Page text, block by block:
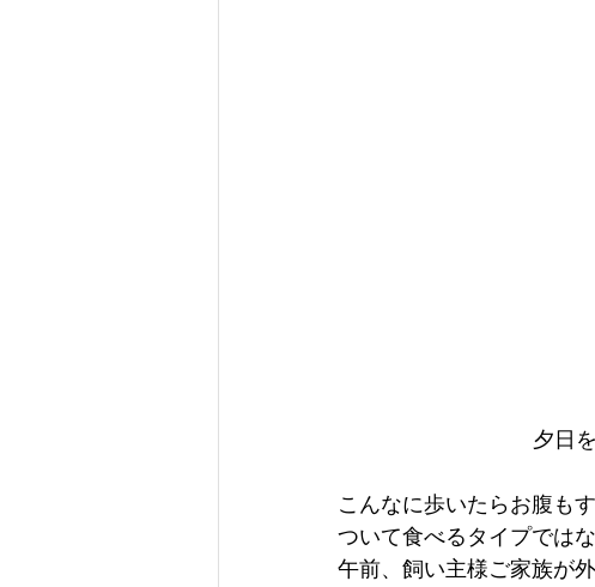
夕日
こんなに歩いたらお腹も
ついて食べるタイプでは
午前、飼い主様ご家族が